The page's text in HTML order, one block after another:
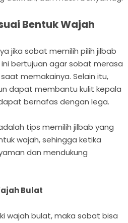
Bentuk Wajah
jika sobat memilih pilih jilbab
ini bertujuan agar sobat merasa
memakainya. Selain itu,
dapat membantu kulit kepala
bernafas dengan lega.
tips memilih jilbab yang
wajah, sehingga ketika
dan mendukung
Bulat
wajah bulat, maka sobat bisa